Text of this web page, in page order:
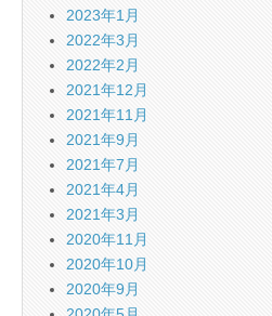
2023年1月
2022年3月
2022年2月
2021年12月
2021年11月
2021年9月
2021年7月
2021年4月
2021年3月
2020年11月
2020年10月
2020年9月